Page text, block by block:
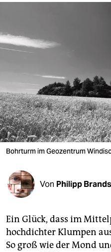
nord
verlag
verlag
veranstaltungen
shop
unterstützen
genossenschaft
epaper login
Bohrturm im Geozentrum
Von Philipp
Ein Glück, dass im
hochdichter Klumpen
So groß wie der Mond